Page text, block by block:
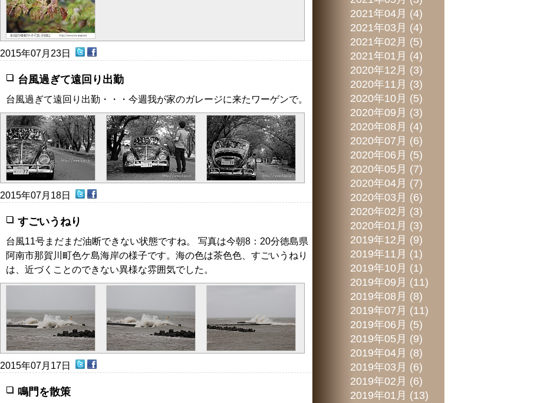
2015年07月23日
台風過ぎて遠回り出勤
台風過ぎて遠回り出勤・・・今週我が家のガレージに来たワーゲンで。
2015年07月18日
すごいうねり
台風11号まだまだ油断できない状態ですね。 写真は今朝8：20分徳島県
阿南市那賀川町色ケ島海岸の様子です。海の色は茶色色、すごいうねり
は、近づくことのできない異様な雰囲気でした。
2015年07月17日
鳴門を散策
2021年04月 (4)
2021年03月 (4)
2021年02月 (5)
2021年01月 (4)
2020年12月 (3)
2020年11月 (3)
2020年10月 (5)
2020年09月 (3)
2020年08月 (4)
2020年07月 (6)
2020年06月 (5)
2020年05月 (7)
2020年04月 (7)
2020年03月 (6)
2020年02月 (3)
2020年01月 (3)
2019年12月 (9)
2019年11月 (1)
2019年10月 (1)
2019年09月 (11)
2019年08月 (8)
2019年07月 (11)
2019年06月 (5)
2019年05月 (9)
2019年04月 (8)
2019年03月 (6)
2019年02月 (6)
2019年01月 (13)